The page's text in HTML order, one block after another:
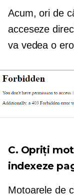
Acum, ori de
acceseze
va vedea o
C. Opriți
indexeze
Motoarele de